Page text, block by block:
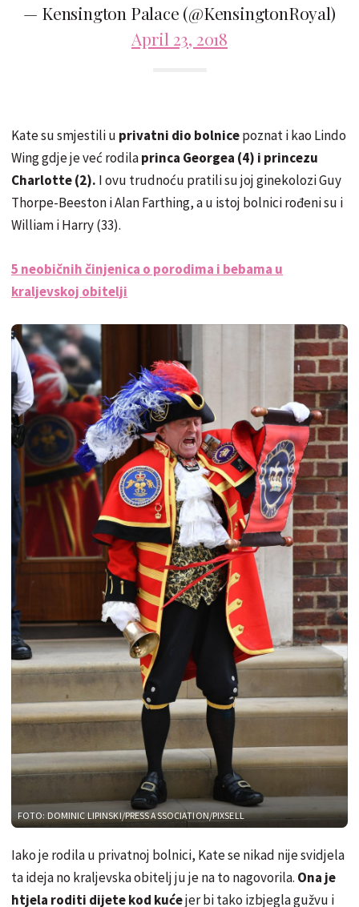
— Kensington Palace (@KensingtonRoyal)
April 23, 2018
Kate su smjestili u privatni dio bolnicepoznat i kao Lindo
Wing gdje je već rodilaprinca Georgea (4) i princezu
Charlotte (2). I ovu trudnoću pratili su joj ginekolozi Guy
Thorpe-Beeston i Alan Farthing, a u istoj bolnici rođeni su i
William i Harry (33).
5 neobičnih činjenica o porodima i bebama u
kraljevskoj obitelji
FOTO: DOMINIC LIPINSKI/PRESS ASSOCIATION/PIXSELL
Iako je rodila u privatnoj bolnici, Kate se nikad nije svidjela
ta ideja no kraljevska obitelj ju je na to nagovorila. Ona je
htjela roditi dijete kod kućejer bi tako izbjegla gužvu i